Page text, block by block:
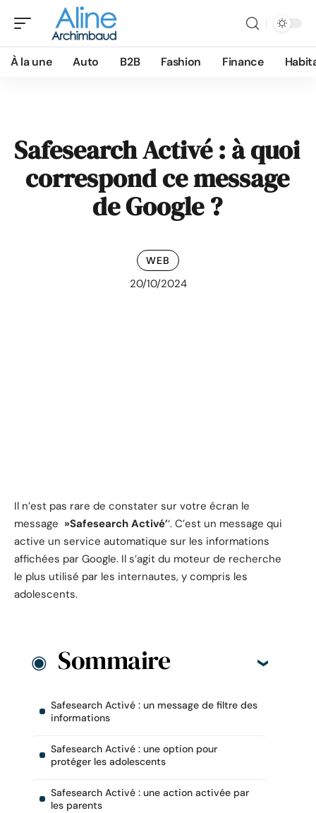
À la une Auto B2B Fashion Finance
Safesearch Activé : à quoi
correspond ce message
de Google ?
WEB
20/10/2024
Il n’est pas rare de constater sur votre écran le
message »Safesearch Activé’‘. C’est un message qui
active un service automatique sur les informations
affichées par Google. Il s’agit du moteur de recherche
le plus utilisé par les internautes, y compris les
adolescents.
Sommaire
Safesearch Activé : un message de filtre des
informations
Safesearch Activé : une option pour
protéger les adolescents
Safesearch Activé : une action activée par
les parents